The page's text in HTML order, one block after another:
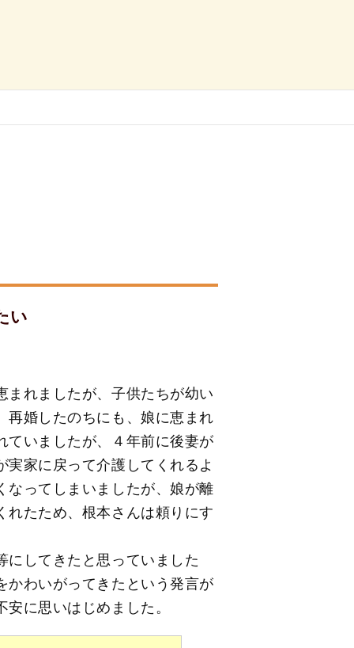
い
まれましたが、子供たちが幼い
再婚したのちにも、娘に恵まれ
ていましたが、４年前に後妻が
家に戻って介護してくれるよ
なってしまいましたが、娘が離
れたため、根本さんは頼りにす
にしてきたと思っていました
かわいがってきたという発言が
に思いはじめました。